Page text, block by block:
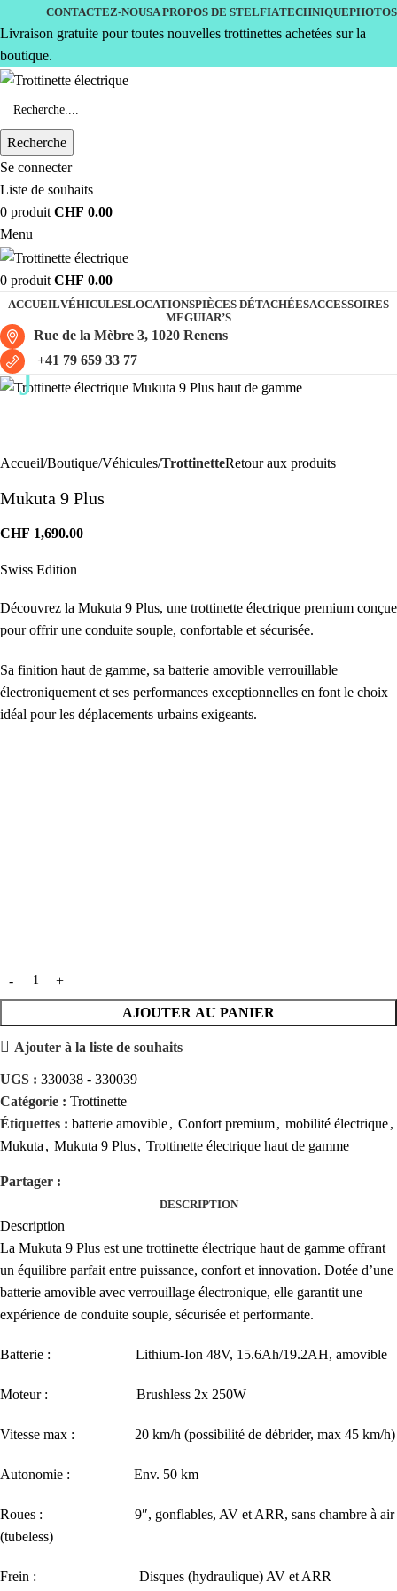
CONTACTEZ-NOUSA PROPOS DE STELFIATECHNIQUEPHOTOS
Livraison gratuite pour toutes nouvelles trottinettes achetées sur la
boutique.
Recherche
Se connecter
Liste de souhaits
0 produit CHF 0.00
Menu
0 produit CHF 0.00
ACCUEILVÉHICULESLOCATIONSPIÈCES DÉTACHÉESACCESSOIRES
MEGUIAR’S
Rue de la Mèbre 3, 1020 Renens
+41 79 659 33 77
Accueil Boutique Véhicules TrottinetteRetour aux produits
Mukuta 9 Plus
CHF 1,690.00
Swiss Edition
Découvrez la Mukuta 9 Plus, une trottinette électrique premium conçue
pour offrir une conduite souple, confortable et sécurisée.
Sa finition haut de gamme, sa batterie amovible verrouillable
électroniquement et ses performances exceptionnelles en font le choix
idéal pour les déplacements urbains exigeants.
AJOUTER AU PANIER
Ajouter à la liste de souhaits
UGS : 330038 - 330039
Catégorie : Trottinette
Étiquettes : batterie amovible, Confort premium, mobilité électrique,
Mukuta , Mukuta 9 Plus, Trottinette électrique haut de gamme
Partager :
DESCRIPTION
Description
La Mukuta 9 Plus est une trottinette électrique haut de gamme offrant
un équilibre parfait entre puissance, confort et innovation. Dotée d’une
batterie amovible avec verrouillage électronique, elle garantit une
expérience de conduite souple, sécurisée et performante.
Batterie : Lithium-Ion 48V, 15.6Ah/19.2AH, amovible
Moteur : Brushless 2x 250W
Vitesse max : 20 km/h (possibilité de débrider, max 45 km/h)
Autonomie : Env. 50 km
Roues : 9″, gonflables, AV et ARR, sans chambre à air
(tubeless)
Frein : Disques (hydraulique) AV et ARR